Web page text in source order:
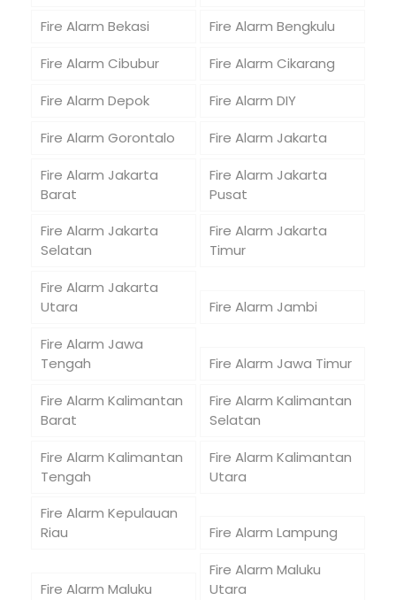
Fire Alarm Bekasi
Fire Alarm Bengkulu
Fire Alarm Cibubur
Fire Alarm Cikarang
Fire Alarm Depok
Fire Alarm DIY
Fire Alarm Gorontalo
Fire Alarm Jakarta
Fire Alarm Jakarta
Barat
Fire Alarm Jakarta
Pusat
Fire Alarm Jakarta
Selatan
Fire Alarm Jakarta
Timur
Fire Alarm Jakarta
Utara
Fire Alarm Jambi
Fire Alarm Jawa
Tengah
Fire Alarm Jawa Timur
Fire Alarm Kalimantan
Barat
Fire Alarm Kalimantan
Selatan
Fire Alarm Kalimantan
Tengah
Fire Alarm Kalimantan
Utara
Fire Alarm Kepulauan
Riau
Fire Alarm Lampung
Fire Alarm Maluku
Fire Alarm Maluku
Utara